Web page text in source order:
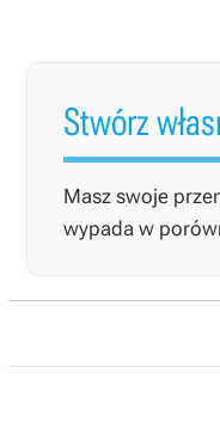
Stwórz
Masz swoje
wypada w